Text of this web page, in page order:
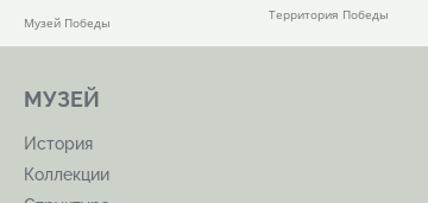
Музей Победы Территория Победы
МУЗЕЙ
История
Коллекции